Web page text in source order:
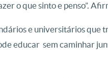
o que sinto e penso”.
e universitários que
educar sem caminhar